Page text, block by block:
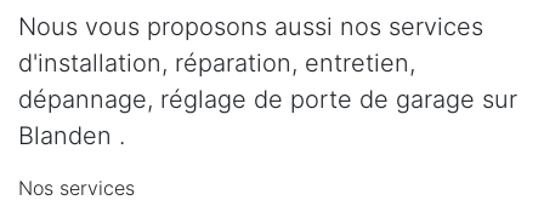
Nous vous proposons aussi nos services
d'installation, réparation, entretien,
dépannage, réglage de porte de garage sur
Blanden .
Nos services